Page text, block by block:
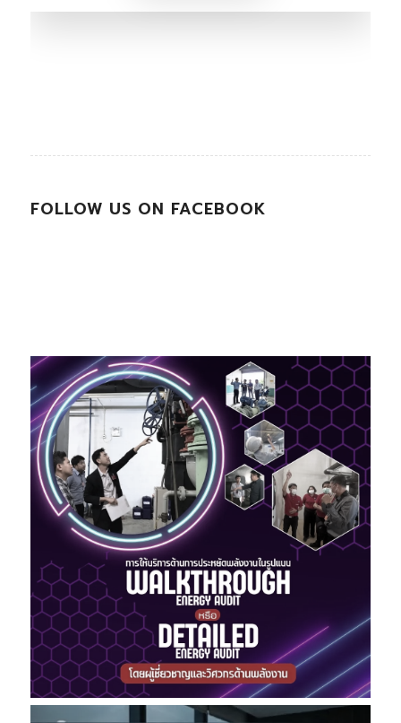
FOLLOW US ON FACEBOOK